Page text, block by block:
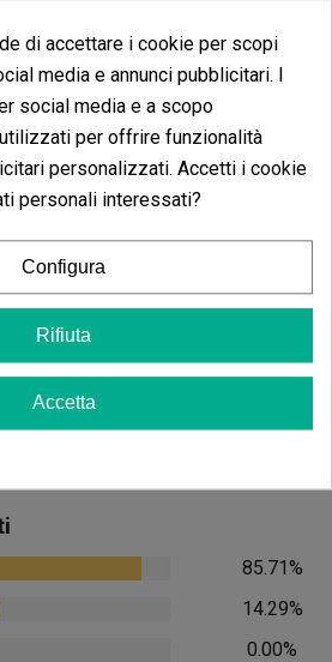
7,60 €
85.71%
14.29%
0.00%
di accettare i cookie per scopi
media e annunci pubblicitari. I
social media e a scopo
per offrire funzionalità
personalizzati. Accetti i cookie
personali interessati?
Configura
Rifiuta
Accetta